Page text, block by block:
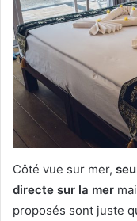
Côté vue sur mer,
directe sur la mer
proposés sont juste